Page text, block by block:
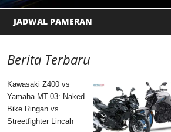
JADWAL PAMERAN
Berita Terbaru
Kawasaki Z400 vs
Yamaha MT-03: Naked
Bike Ringan vs
Streetfighter Lincah